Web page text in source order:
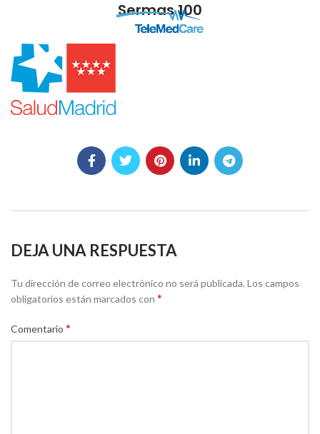
Sermas 100
DEJA UNA RESPUESTA
Tu dirección de correo electrónico no será publicada. Los campos
obligatorios están marcados con *
Comentario *